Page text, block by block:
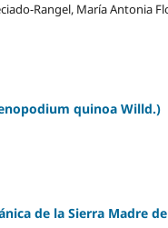
Rangel, María Antonia
quinoa Willd.)
de la Sierra Madre